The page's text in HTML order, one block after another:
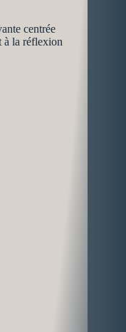
centrée
à la réflexion